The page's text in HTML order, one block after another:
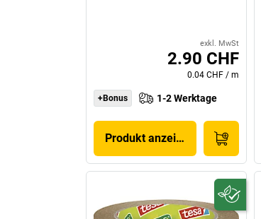
exkl. MwSt
2.90 CHF
0.04 CHF /m
+Bonus 1-2 Werktage
Produkt anzeigen